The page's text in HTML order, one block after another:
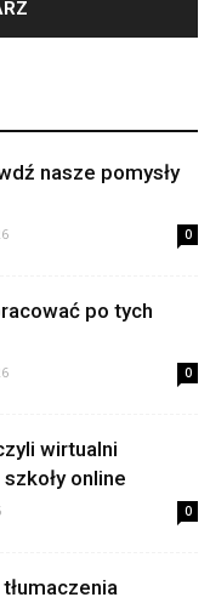
nasze pomysły
0
po tych
0
wirtualni
online
0